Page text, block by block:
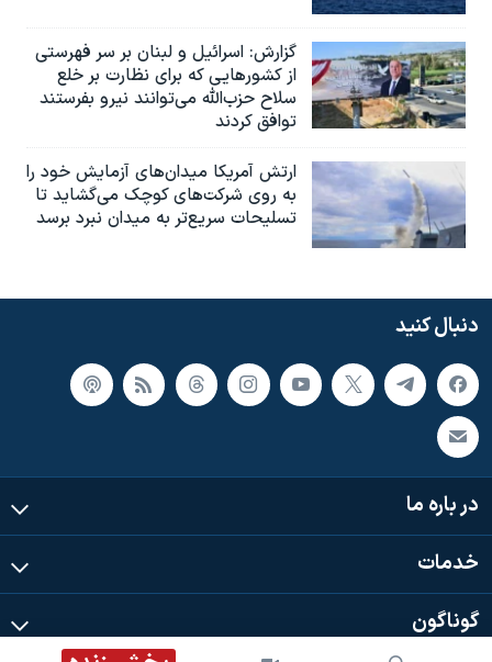
گزارش‌: اسرائيل و لبنان بر سر فهرستی
از کشورهایی که برای نظارت بر خلع
سلاح حزب‌الله می‌توانند نیرو بفرستند
توافق کردند
ارتش آمریکا میدان‌های آزمایش خود را
به روی شرکت‌های کوچک می‌گشاید تا
تسلیحات سریع‌تر به میدان نبرد برسد
دنبال کنید
در باره ما
خدمات
گوناگون